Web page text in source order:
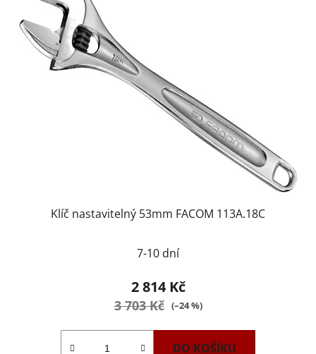
Klíč nastavitelný 53mm FACOM 113A.18C
7-10 dní
2 814 Kč
3 703 Kč (–24 %)
DO KOŠÍKU